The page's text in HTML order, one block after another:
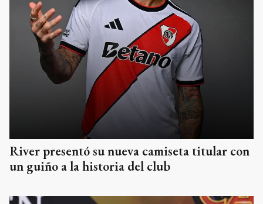
River presentó su nueva camiseta titular con
un guiño a la historia del club